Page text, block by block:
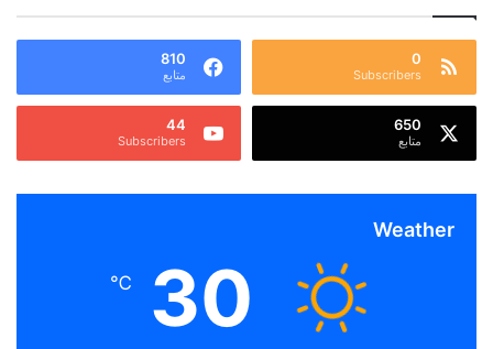
0
Subscribers
810
متابع
650
متابع
44
Subscribers
Weather
30
℃